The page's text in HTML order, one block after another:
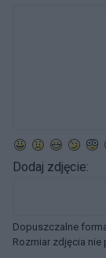
Dodaj zdjęcie:
Dopuszczalne
Rozmiar zdjęcia nie